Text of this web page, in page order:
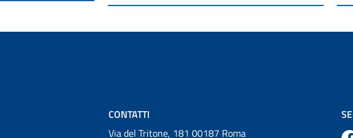
dal Servi...
CONTATTI
Via del Tritone, 181 00187 Roma